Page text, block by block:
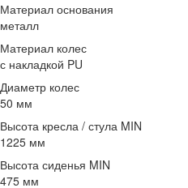
Материал основания
металл
Материал колес
с накладкой PU
Диаметр колес
50 мм
Высота кресла / стула MIN
1225 мм
Высота сиденья MIN
475 мм